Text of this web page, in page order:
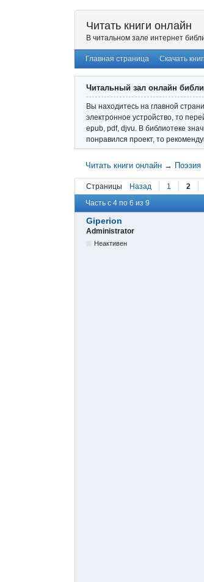
Читать книги онлайн
В читальном зале интернет
Главная страница Скачать
Читальный зал онлайн
Вы находитесь на главной
электронное устройство, то
epub, pdf, djvu. В библиотеке
понравился проект, то
Читать книги онлайн → Поэзия
Страницы Назад 1 2
Часть с 4 по 6 из 9
Giperion
Administrator
Неактивен